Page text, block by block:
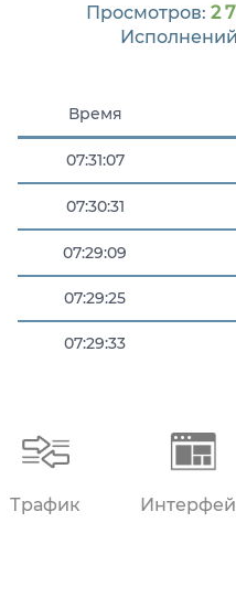
Просмотров: 2
Время
07:31:07
07:30:31
07:29:09
07:29:25
07:29:33
Трафик